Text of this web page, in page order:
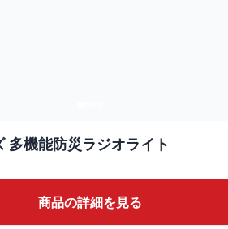
多機能防災ラジオライト
商品の詳細を見る